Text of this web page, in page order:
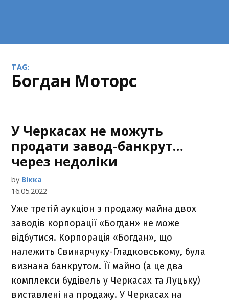
TAG:
Богдан Моторс
У Черкасах не можуть
продати завод-банкрут…
через недоліки
by Вікка
16.05.2022
Уже третій аукціон з продажу майна двох
заводів корпорації «Богдан» не може
відбутися. Корпорація «Богдан», що
належить Свинарчуку-Гладковському, була
визнана банкрутом. Її майно (а це два
комплекси будівель у Черкасах та Луцьку)
виставлені на продажу. У Черкасах на